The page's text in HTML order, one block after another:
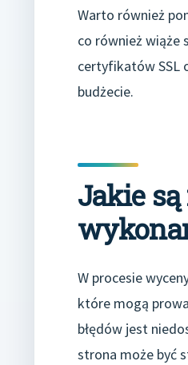
Warto również
co również wiąże
certyfikatów SSL
budżecie.
Jakie
W procesie
które mogą
błędów jest
strona może być